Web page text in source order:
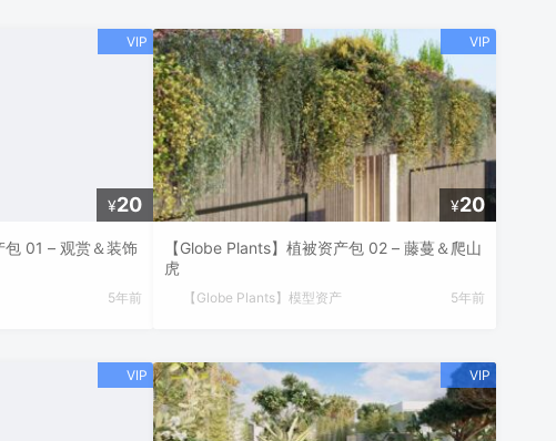
¥20
包 01 – 观赏＆装饰
5年前
¥20
【Globe Plants】植被资产包 02 – 藤蔓＆爬山
虎
【Globe Plants】模型资产 5年前